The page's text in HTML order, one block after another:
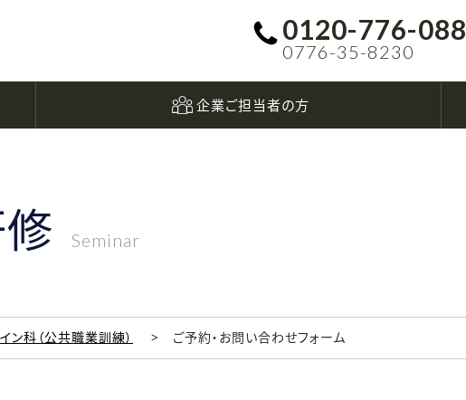
0120-776-088
0776-35-8230
企業ご担当者の方
Seminar
ン科（公共職業訓練） ご予約・お問い合わせフォーム